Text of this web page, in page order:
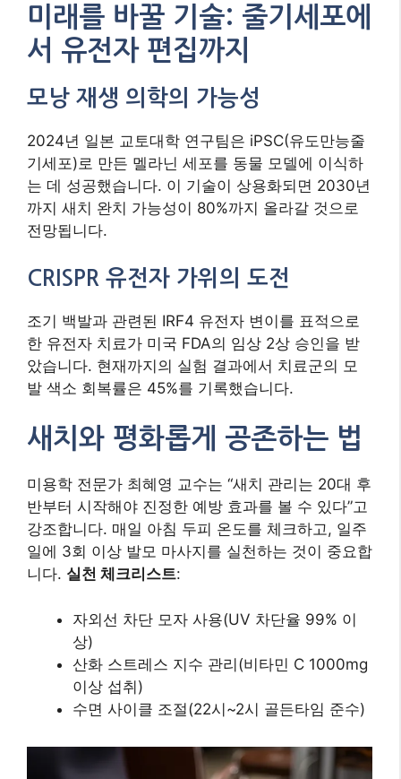
미래를 바꿀 기술: 줄기세포에
서 유전자 편집까지
모낭 재생 의학의 가능성
2024년 일본 교토대학 연구팀은 iPSC(유도만능줄
기세포)로 만든 멜라닌 세포를 동물 모델에 이식하
는 데 성공했습니다. 이 기술이 상용화되면 2030년
까지 새치 완치 가능성이 80%까지 올라갈 것으로
전망됩니다.
CRISPR 유전자 가위의 도전
조기 백발과 관련된 IRF4 유전자 변이를 표적으로
한 유전자 치료가 미국 FDA의 임상 2상 승인을 받
았습니다. 현재까지의 실험 결과에서 치료군의 모
발 색소 회복률은 45%를 기록했습니다.
새치와 평화롭게 공존하는 법
미용학 전문가 최혜영 교수는 “새치 관리는 20대 후
반부터 시작해야 진정한 예방 효과를 볼 수 있다”고
강조합니다. 매일 아침 두피 온도를 체크하고, 일주
일에 3회 이상 발모 마사지를 실천하는 것이 중요합
니다. 실천 체크리스트:
자외선 차단 모자 사용(UV 차단율 99% 이
상)
산화 스트레스 지수 관리(비타민 C 1000mg
이상 섭취)
수면 사이클 조절(22시~2시 골든타임 준수)